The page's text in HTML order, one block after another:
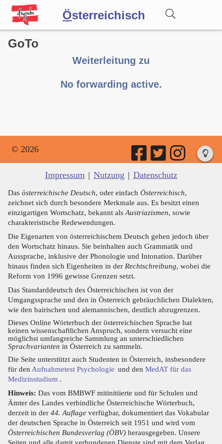
Österreichisch
Wörterbuch
GoTo
Weiterleitung zu
No forwarding active.
© 2026
Impressum | Nutzung | Datenschutz
Das österreichische Deutsch, oder einfach Österreichisch,
zeichnet sich durch besondere Merkmale aus. Es besitzt einen
einzigartigen Wortschatz, bekannt als Austriazismen, sowie
charakteristische Redewendungen.
Die Eigenarten von österreichischem Deutsch gehen jedoch über
den Wortschatz hinaus. Sie beinhalten auch Grammatik und
Aussprache, inklusive der Phonologie und Intonation. Darüber
hinaus finden sich Eigenheiten in der Rechtschreibung, wobei die
Reform von 1996 gewisse Grenzen setzt.
Das Standarddeutsch des Österreichischen ist von der
Umgangssprache und den in Österreich gebräuchlichen Dialekten,
wie den bairischen und alemannischen, deutlich abzugrenzen.
Dieses Online Wörterbuch der österreichischen Sprache hat
keinen wissenschaftlichen Anspruch, sondern versucht eine
möglichst umfangreiche Sammlung an unterschiedlichen
Sprachvarianten in Österreich zu sammeln.
Die Seite unterstützt auch Studenten in Österreich, insbesondere
für den Aufnahmetest Psychologie und den MedAT für das
Medizinstudium .
Hinweis: Das vom BMBWF mitinitiierte und für Schulen und
Ämter des Landes verbindliche Österreichische Wörterbuch,
derzeit in der 44. Auflage verfügbar, dokumentiert das Vokabular
der deutschen Sprache in Österreich seit 1951 und wird vom
Österreichischen Bundesverlag (ÖBV) herausgegeben. Unsere
Seiten und alle damit verbundenen Dienste sind mit dem Verlag